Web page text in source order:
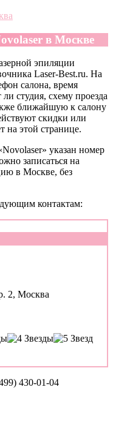
в Москве
эпиляции
Laser-Best.ru. На
салона, время
студия, схему проезда
ближайшую к салону
скидки или
на этой странице.
указан номер
записаться на
в Москве, без
контактам:
2, Москва
430-01-04